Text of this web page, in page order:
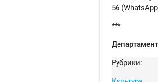
56
***
Рубрики: